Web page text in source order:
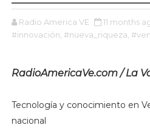
Radio America VE 11 months
#innovación, #nueva_riqueza,
RadioAmericaVe.com / La
Tecnología y conocimiento en
nacional